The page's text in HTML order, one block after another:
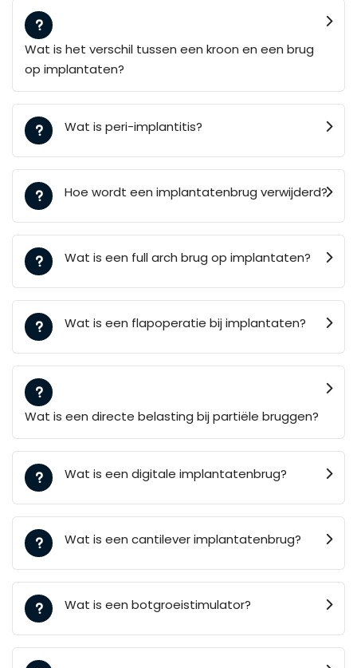
Wat is het verschil tussen een kroon en een brug
op implantaten?
Wat is peri-implantitis?
Hoe wordt een implantatenbrug verwijderd?
Wat is een full arch brug op implantaten?
Wat is een flapoperatie bij implantaten?
Wat is een directe belasting bij partiële bruggen?
Wat is een digitale implantatenbrug?
Wat is een cantilever implantatenbrug?
Wat is een botgroeistimulator?